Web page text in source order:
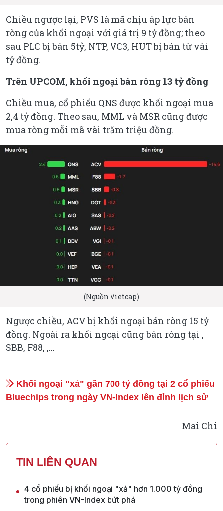
Chiều ngược lại, PVS là mã chịu áp lực bán
ròng của khối ngoại với giá trị 9 tỷ đồng; theo
sau PLC bị bán 5tỷ, NTP, VC3, HUT bị bán từ vài
tỷ đồng.
Trên UPCOM, khối ngoại bán ròng 13 tỷ đồng
Chiều mua, cổ phiếu QNS được khối ngoại mua
2,4 tỷ đồng. Theo sau, MML và MSR cũng được
mua ròng mỗi mã vài trăm triệu đồng.
(Nguồn Vietcap)
Ngược chiều, ACV bị khối ngoại bán ròng 15 tỷ
đồng. Ngoài ra khối ngoại cũng bán ròng tại ,
SBB, F88, ,...
Khối ngoại "xả" gần 700 tỷ đồng tại 2 cổ phiếu
Bluechips trong ngày VN-Index lên đỉnh lịch sử
Mai Chi
TIN LIÊN QUAN
4 cổ phiếu bị khối ngoại "xả" hơn 1.000 tỷ đồng
trong phiên VN-Index bứt phá